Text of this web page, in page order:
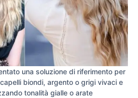
una soluzione di riferimento per
biondi, argento o grigi vivaci e
tonalità gialle o arate